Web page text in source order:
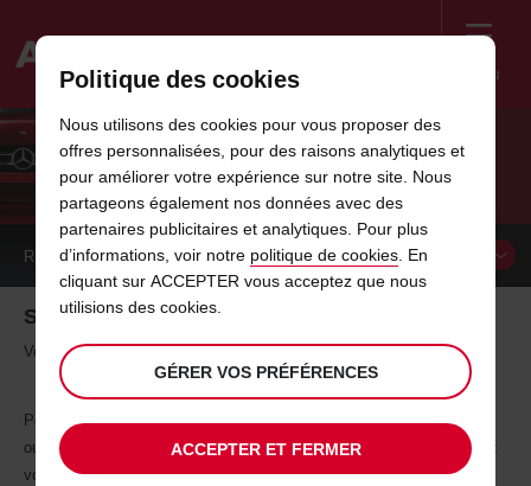
Menu
Avis
VOYAGES À L'ÉTRANGER
RÉSERVER UNVÉHICULE
Se rendre à l'étranger en voiture de location
Votre voiture de location Avis ne connaît pas de frontières
Pour votre prochain voyage, qu'il s'agisse de vacances à la montagne
ou d'un voyage d'affaires dans un pays voisin; chez Avis, vous pouvez
voyager dans d'autres pays européens avec votre voiture de location.
Politique des cookies
Nous utilisons des cookies pour vous proposer des
offres personnalisées, pour des raisons analytiques et
pour améliorer votre expérience sur notre site. Nous
partageons également nos données avec des
partenaires publicitaires et analytiques. Pour plus
d’informations, voir notre politique de cookies. En
cliquant sur ACCEPTER vous acceptez que nous
utilisions des cookies.
GÉRER VOS PRÉFÉRENCES
ACCEPTER ET FERMER